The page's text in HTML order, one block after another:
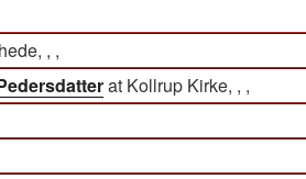
, ,
at Kollrup Kirke, , ,